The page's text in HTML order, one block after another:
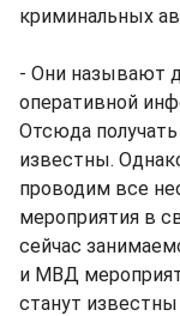
криминальных
- Они называют
оперативной
Отсюда
известны.
проводим все
мероприятия в
сейчас
и МВД
станут